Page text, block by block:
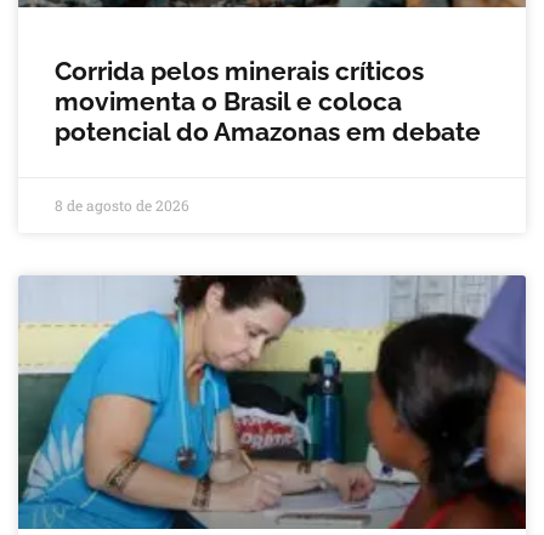
Corrida pelos minerais críticos
movimenta o Brasil e coloca
potencial do Amazonas em debate
8 de agosto de 2026